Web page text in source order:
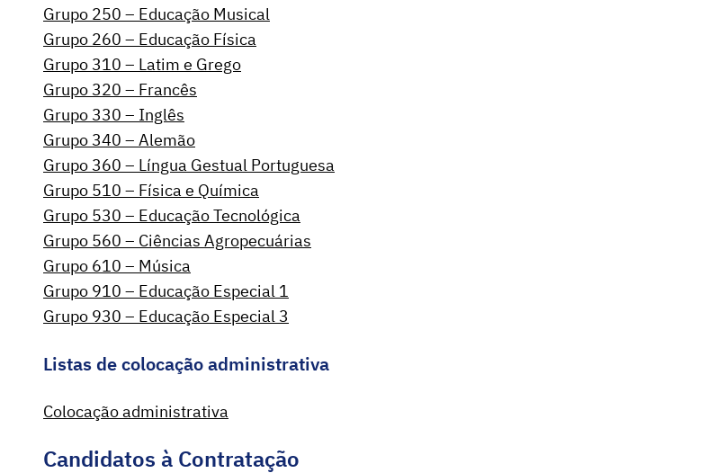
Grupo 250 – Educação Musical
Grupo 260 – Educação Física
Grupo 310 – Latim e Grego
Grupo 320 – Francês
Grupo 330 – Inglês
Grupo 340 – Alemão
Grupo 360 – Língua Gestual Portuguesa
Grupo 510 – Física e Química
Grupo 530 – Educação Tecnológica
Grupo 560 – Ciências Agropecuárias
Grupo 610 – Música
Grupo 910 – Educação Especial 1
Grupo 930 – Educação Especial 3
Listas de colocação administrativa
Colocação administrativa
Candidatos à Contratação